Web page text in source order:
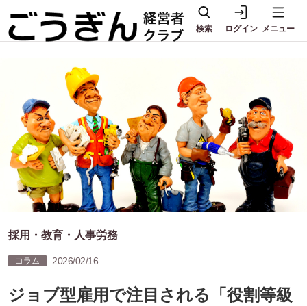
検索 ログイン メニュー
採用・教育・人事労務
コラム 2026/02/16
ジョブ型雇用で注目される「役割等級